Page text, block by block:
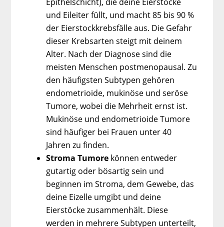
Epithelschicht), die deine Eierstöcke
und Eileiter füllt, und macht 85 bis 90 %
der Eierstockkrebsfälle aus. Die Gefahr
dieser Krebsarten steigt mit deinem
Alter. Nach der Diagnose sind die
meisten Menschen postmenopausal. Zu
den häufigsten Subtypen gehören
endometrioide, mukinöse und seröse
Tumore, wobei die Mehrheit ernst ist.
Mukinöse und endometrioide Tumore
sind häufiger bei Frauen unter 40
Jahren zu finden.
Stroma Tumore können entweder
gutartig oder bösartig sein und
beginnen im Stroma, dem Gewebe, das
deine Eizelle umgibt und deine
Eierstöcke zusammenhält. Diese
werden in mehrere Subtypen unterteilt,